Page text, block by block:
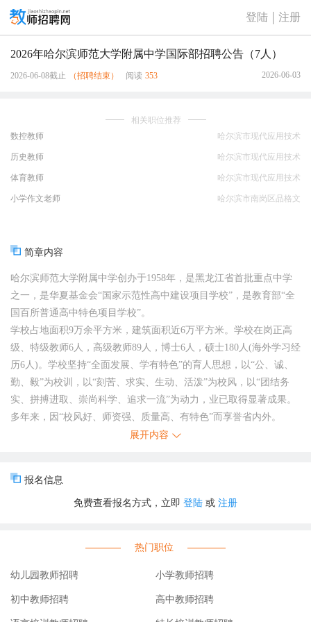
登陆 注册
2026年哈尔滨师范大学附属中学国际部招聘公告（7人）
2026-06-08截止 （招聘结束） 阅读 353 2026-06-03
相关职位推荐
数控教师
哈尔滨市现代应用技术
历史教师
哈尔滨市现代应用技术
体育教师
哈尔滨市现代应用技术
小学作文老师
哈尔滨市南岗区品格文
简章内容
哈尔滨师范大学附属中学创办于1958年，是黑龙江省首批重点中学
之一，是华夏基金会“国家示范性高中建设项目学校”，是教育部“全
国百所普通高中特色项目学校”。
学校占地面积9万余平方米，建筑面积近6万平方米。学校在岗正高
级、特级教师6人，高级教师89人，博士6人，硕士180人(海外学习经
历6人)。学校坚持“全面发展、学有特色”的育人思想，以“公、诚、
勤、毅”为校训，以“刻苦、求实、生动、活泼”为校风，以“团结务
实、拼搏进取、崇尚科学、追求一流”为动力，业已取得显著成果。
多年来，因“校风好、师资强、质量高、有特色”而享誉省内外。
任职要求
1.一般为18(含)周岁以上、38(含)周岁以下，即1987年4月27日(含)至
2026年7月31日前获得报名岗位所要求的学历和学位。
展开内容
报名信息
免费查看报名方式，立即 登陆 或 注册
热门职位
幼儿园教师招聘 小学教师招聘
初中教师招聘 高中教师招聘